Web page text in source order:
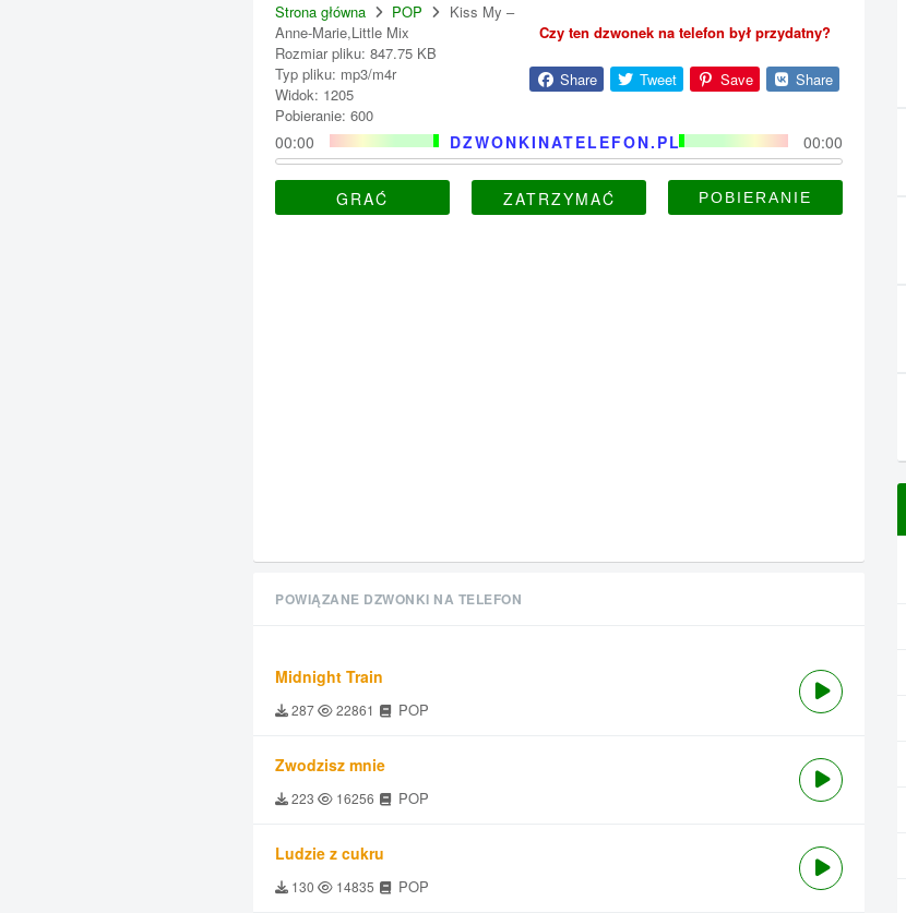
Strona główna POP
Kiss My –
Anne-Marie,Little Mix
Rozmiar pliku: 847.75 KB
Typ pliku: mp3/m4r
Widok: 1205
Pobieranie: 600
Czy ten dzwonek na telefon był przydatny?
Share Tweet Save Share
DZWONKINATELEFON.PL
00:00 00:00
GRAĆ ZATRZYMAĆ
POWIĄZANE DZWONKI NA TELEFON
Midnight Train
287 22861 POP
Zwodzisz mnie
223 16256 POP
Ludzie z cukru
130 14835 POP